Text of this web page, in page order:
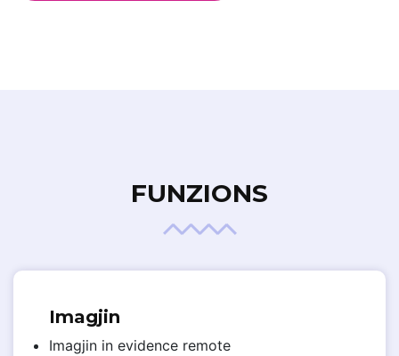
FUNZIONS
Imagjin
Imagjin in evidence remote